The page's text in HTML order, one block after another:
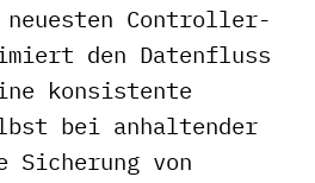
Controller-
den Datenfluss
konsistente
bei anhaltender
von